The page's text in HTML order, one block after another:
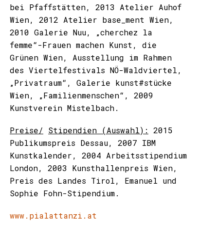
bei Pfaffstätten, 2013 Atelier Auhof
Wien, 2012 Atelier base_ment Wien,
2010 Galerie Nuu, „cherchez la
femme“-Frauen machen Kunst, die
Grünen Wien, Ausstellung im Rahmen
des Viertelfestivals NÖ-Waldviertel,
„Privatraum“, Galerie kunst#stücke
Wien, „Familienmenschen“, 2009
Kunstverein Mistelbach.
Preise/ Stipendien (Auswahl):
2015
Publikumspreis Dessau, 2007 IBM
Kunstkalender, 2004 Arbeitsstipendium
London, 2003 Kunsthallenpreis Wien,
Preis des Landes Tirol, Emanuel und
Sophie Fohn-Stipendium.
www.pialattanzi.at